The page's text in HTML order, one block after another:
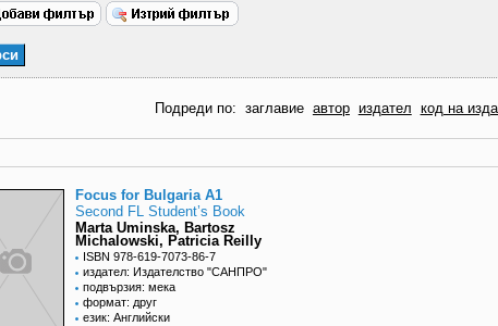
Подреди по: заглавие автор издател код на
Focus for Bulgaria A1
Second FL Student’s Book
Marta Uminska, Bartosz
Michalowski, Patricia Reilly
ISBN 978-619-7073-86-7
издател: Издателство "САНПРО"
подвързия: мека
формат: друг
език: Английски